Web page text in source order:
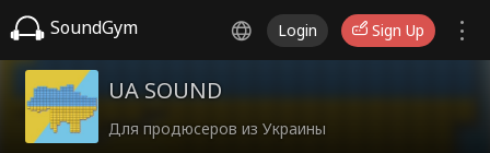
SoundGym Login Sign Up
UA SOUND
Для продюсеров из Украины